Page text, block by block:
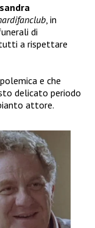
, in
di
a rispettare
e che
delicato periodo
attore.